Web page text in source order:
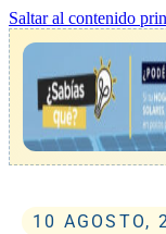
Saltar al contenido
10 AGOSTO,